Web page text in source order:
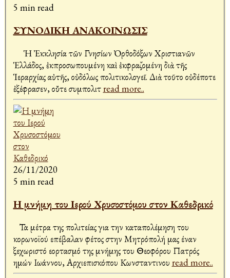
5 min read
ΣΥΝΟΔΙΚΗ ΑΝΑΚΟΙΝΩΣΙΣ
Ἡ Ἐκκλησία τῶν Γνησίων Ὀρθοδόξων Χριστιανῶν
Ἑλλάδος, ἐκπροσωπουμένη καὶ ἐκφραζομένη διὰ τῆς
Ἱεραρχίας αὐτῆς, οὐδόλως πολιτικολογεῖ. Διὰ τοῦτο οὐδέποτε
ἐξέφρασεν, οὔτε συμπολιτread more..
26/11/2020
5 min read
Η μνήμη του Ιερού Χρυσοστόμου στον Καθεδρικό
Τα μέτρα της πολιτείας για την καταπολέμηση του
κορωνοϊού επέβαλαν φέτος στην Μητρόπολή μας έναν
ξεχωριστό εορτασμό της μνήμης του Θεοφόρου Πατρός
ημών Ιωάννου, Αρχιεπισκόπου Κωνσταντινου read more..